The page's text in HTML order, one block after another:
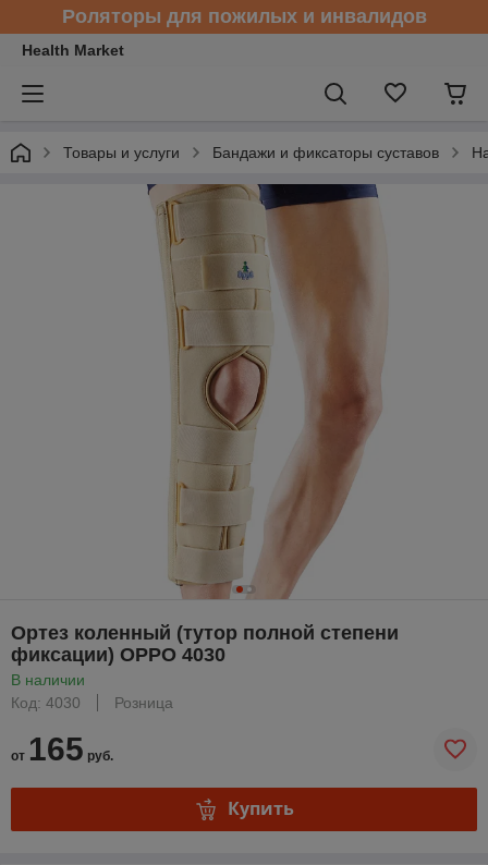
Роляторы для пожилых и инвалидов
Health Market
Товары и услуги Бандажи и фиксаторы суставов
Ортез коленный (тутор полной степени
фиксации) ОРРО 4030
В наличии
Код: 4030
Розница
от 165 руб.
Купить